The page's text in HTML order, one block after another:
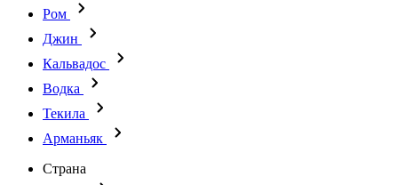
Ром
Джин
Кальвадос
Водка
Текила
Арманьяк
Страна